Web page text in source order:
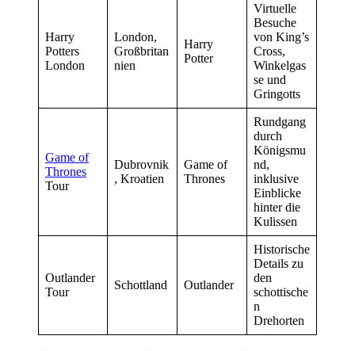
Harry
Potters
London
London,
Großbritan
nien
Harry
Potter
Virtuelle
Besuche
von King’s
Cross,
Winkelgas
se und
Gringotts
Game of
Thrones
Tour
Dubrovnik
, Kroatien
Game of
Thrones
Rundgang
durch
Königsmu
nd,
inklusive
Einblicke
hinter die
Kulissen
Outlander
Tour
Schottland Outlander
Historische
Details zu
den
schottische
n
Drehorten